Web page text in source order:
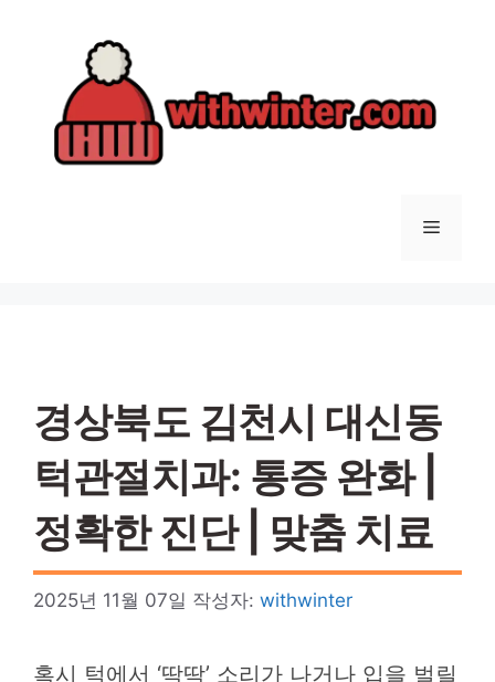
메
경상북도 김천시 대신동
턱관절치과: 통증 완화 |
정확한 진단 | 맞춤 치료
2025년 11월 07일 작성자: withwinter
혹시 턱에서 ‘딱딱’ 소리가 나거나 입을 벌릴